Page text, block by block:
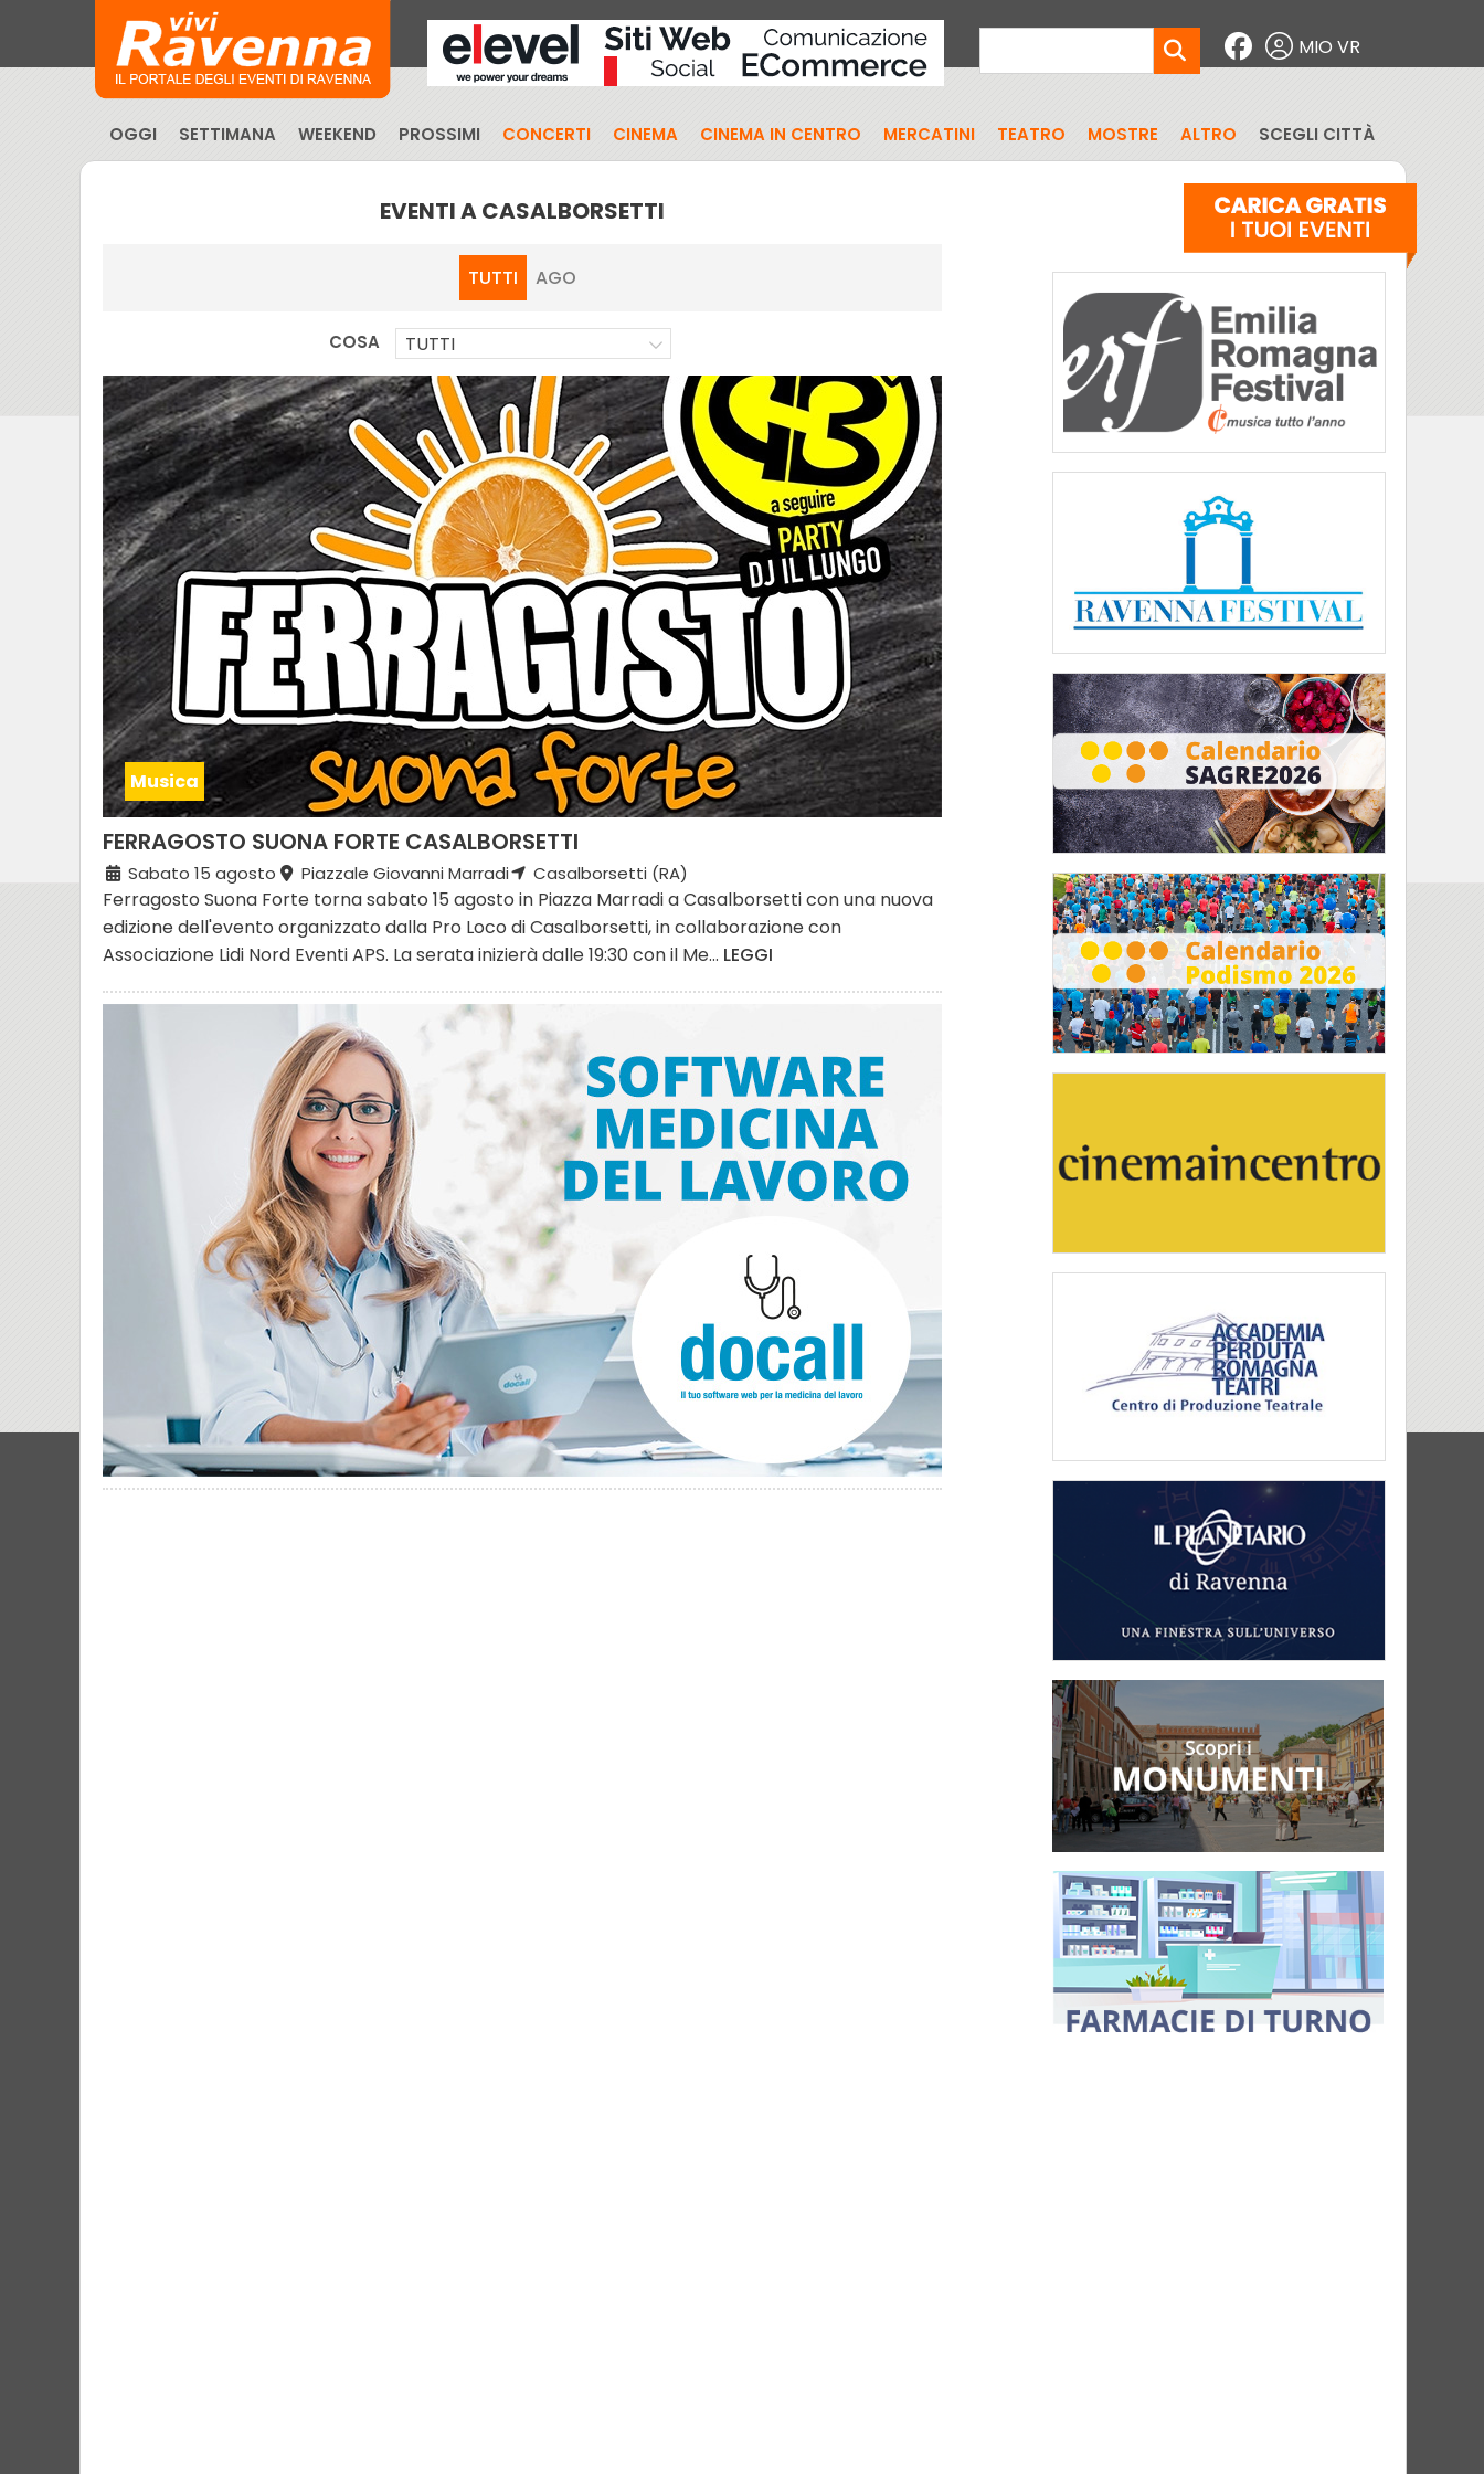
MIO VR
OGGI SETTIMANA WEEKEND PROSSIMI CONCERTI CINEMA CINEMA IN CENTRO MERCATINI TEATRO MOSTRE ALTRO SCEGLI CITTÀ
EVENTI A CASALBORSETTI
TUTTI AGO
COSA TUTTI
Musica
FERRAGOSTO SUONA FORTE CASALBORSETTI
Sabato 15 agosto Piazzale Giovanni Marradi Casalborsetti (RA)
Ferragosto Suona Forte torna sabato 15 agosto in Piazza Marradi a Casalborsetti con una nuova
edizione dell'evento organizzato dalla Pro Loco di Casalborsetti, in collaborazione con
Associazione Lidi Nord Eventi APS. La serata inizierà dalle 19:30 con il Me... LEGGI